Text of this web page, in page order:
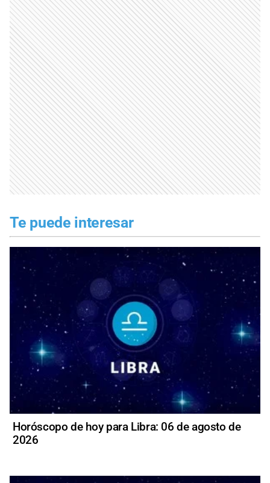
Te puede interesar
Horóscopo de hoy para Libra: 06 de agosto de
2026